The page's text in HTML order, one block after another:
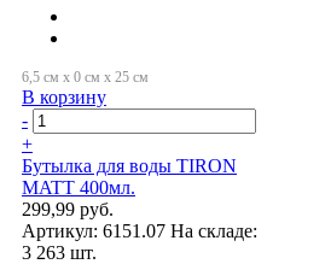
В корзину
-
+
Бутылка для воды TIRON
MATT 400мл.
299,99 руб.
Артикул: 6151.07 На складе:
3 263 шт.